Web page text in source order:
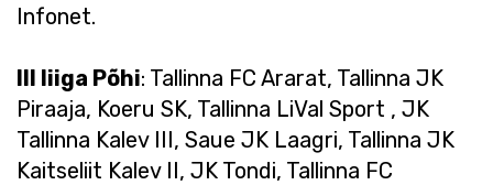
Infonet.
III liiga Põhi: Tallinna FC Ararat, Tallinna JK
Piraaja, Koeru SK, Tallinna LiVal Sport , JK
Tallinna Kalev III, Saue JK Laagri, Tallinna JK
Kaitseliit Kalev II, JK Tondi, Tallinna FC